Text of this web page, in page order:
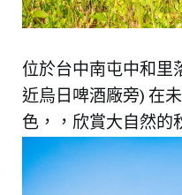
位於台中南屯中和里
近烏日啤酒廠旁) 在
色，，欣賞大自然的